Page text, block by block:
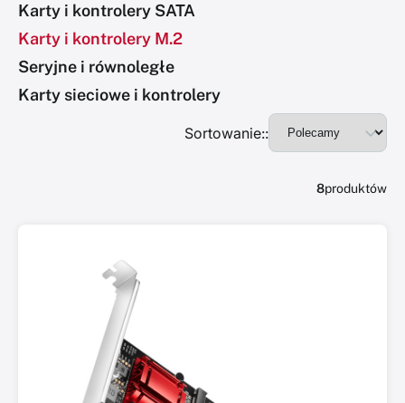
Karty i kontrolery SATA
Karty i kontrolery M.2
Seryjne i równoległe
Karty sieciowe i kontrolery
Sortowanie::
8produktów